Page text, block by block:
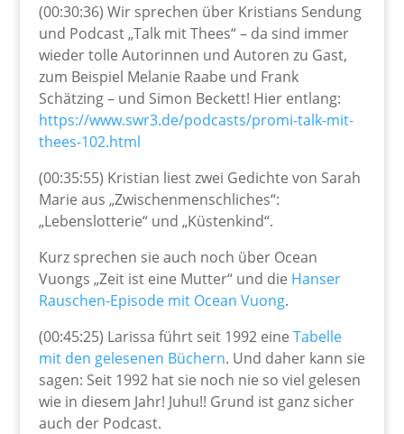
(00:30:36) Wir sprechen über Kristians Sendung
und Podcast „Talk mit Thees“ – da sind immer
wieder tolle Autorinnen und Autoren zu Gast,
zum Beispiel Melanie Raabe und Frank
Schätzing – und Simon Beckett! Hier entlang:
https://www.swr3.de/podcasts/promi-talk-mit-
thees-102.html
(00:35:55) Kristian liest zwei Gedichte von Sarah
Marie aus „Zwischenmenschliches“:
„Lebenslotterie“ und „Küstenkind“.
Kurz sprechen sie auch noch über Ocean
Vuongs „Zeit ist eine Mutter“ und die Hanser
Rauschen-Episode mit Ocean Vuong.
(00:45:25) Larissa führt seit 1992 eine Tabelle
mit den gelesenen Büchern. Und daher kann sie
sagen: Seit 1992 hat sie noch nie so viel gelesen
wie in diesem Jahr! Juhu!! Grund ist ganz sicher
auch der Podcast.